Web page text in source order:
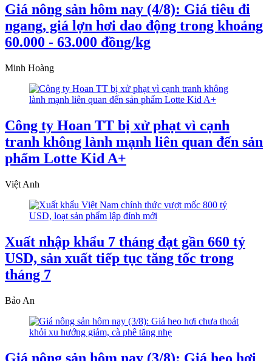
Giá nông sản hôm nay (4/8): Giá tiêu đi
ngang, giá lợn hơi dao động trong khoảng
60.000 - 63.000 đồng/kg
Minh Hoàng
Công ty Hoan TT bị xử phạt vì cạnh
tranh không lành mạnh liên quan đến sản
phẩm Lotte Kid A+
Việt Anh
Xuất nhập khẩu 7 tháng đạt gần 660 tỷ
USD, sản xuất tiếp tục tăng tốc trong
tháng 7
Bảo An
Giá nông sản hôm nay (3/8): Giá heo hơi